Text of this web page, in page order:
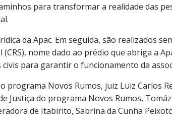
para transformar a realidade das
da Apac. Em seguida, são realizados
nome dado ao prédio que abriga a
para garantir o funcionamento da
Novos Rumos, juiz Luiz Carlos
Justiça do programa Novos Rumos,
de Itabirito, Sabrina da Cunha